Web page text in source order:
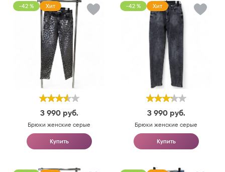
-42 % Хит
3 990 руб.
Брюки женские серые
Купить
-42 % Хит
3 990 руб.
Брюки женские серые
Купить